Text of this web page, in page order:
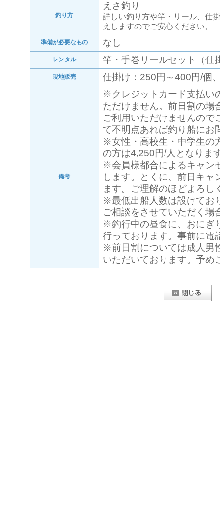
釣り方
えさ釣り
詳しい釣り方や竿・リール、仕
えしますのでご安心ください。
準備が必要なもの なし
レンタル 竿・手巻リールセット（仕
現地販売 仕掛け：250円～400円/個
備考
※クレジットカード支払い
ただけません。前日割の場
ご利用いただけませんので
て不明点あれば釣り船にお
※女性・高校生・中学生の
の方は4,250円/人となりま
※会員様都合によるキャン
します。とくに、前日キャ
ます。ご理解のほどよろし
※最低出船人数は設けてお
ご相談をさせていただく場
※釣行中の昼食に、おにぎ
行っております。事前に電
※前日割については成人男
いただいております。予め